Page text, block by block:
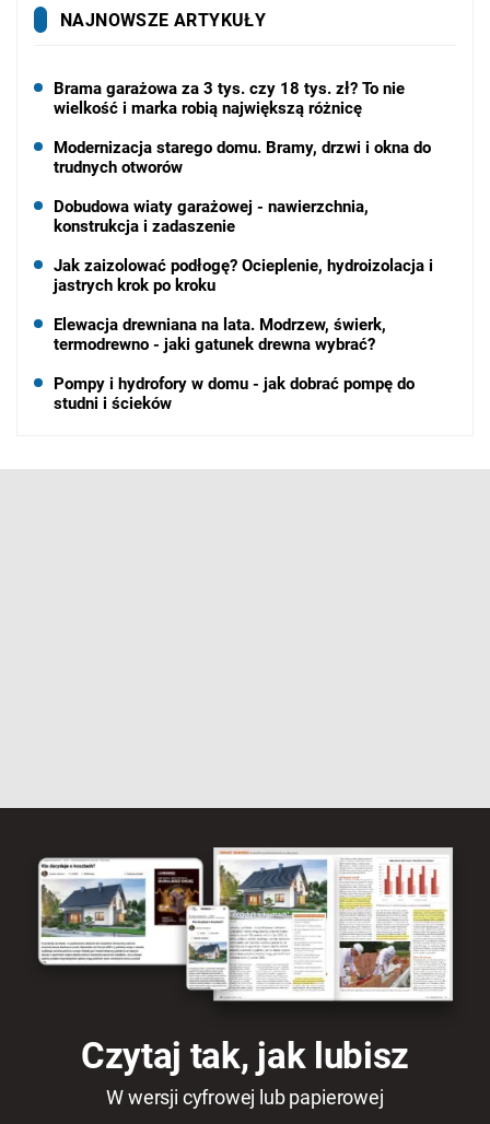
NAJNOWSZE ARTYKUŁY
Brama garażowa za 3 tys. czy 18 tys. zł? To nie
wielkość i marka robią największą różnicę
Modernizacja starego domu. Bramy, drzwi i okna do
trudnych otworów
Dobudowa wiaty garażowej - nawierzchnia,
konstrukcja i zadaszenie
Jak zaizolować podłogę? Ocieplenie, hydroizolacja i
jastrych krok po kroku
Elewacja drewniana na lata. Modrzew, świerk,
termodrewno - jaki gatunek drewna wybrać?
Pompy i hydrofory w domu - jak dobrać pompę do
studni i ścieków
Czytaj tak, jak lubisz
W wersji cyfrowej lub papierowej